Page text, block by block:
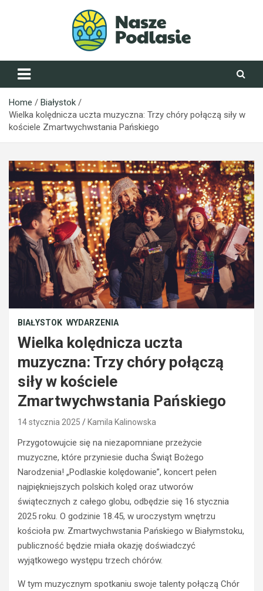
NaszePodlasie.pl
Home
Białystok
Wielka kolędnicza uczta muzyczna: Trzy chóry połączą siły w
kościele Zmartwychwstania Pańskiego
BIAŁYSTOK WYDARZENIA
Wielka kolędnicza uczta
muzyczna: Trzy chóry połączą
siły w kościele
Zmartwychwstania Pańskiego
14 stycznia 2025 Kamila Kalinowska
Przygotowujcie się na niezapomniane przeżycie
muzyczne, które przyniesie ducha Świąt Bożego
Narodzenia! „Podlaskie kolędowanie”, koncert pełen
najpiękniejszych polskich kolęd oraz utworów
świątecznych z całego globu, odbędzie się 16 stycznia
2025 roku. O godzinie 18.45, w uroczystym wnętrzu
kościoła pw. Zmartwychwstania Pańskiego w Białymstoku,
publiczność będzie miała okazję doświadczyć
wyjątkowego występu trzech chórów.
W tym muzycznym spotkaniu swoje talenty połączą Chór
o
d
y
k
e
POLICJA
WYPADKI
ZATRZYMANIA
N
e
z
e